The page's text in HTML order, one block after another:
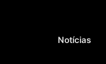
Notícias